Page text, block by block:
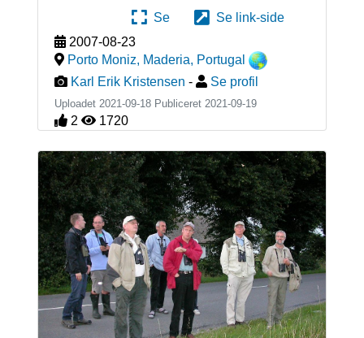
Se
Se link-side
2007-08-23
Porto Moniz, Maderia, Portugal
Karl Erik Kristensen - Se profil
Uploadet 2021-09-18 Publiceret 2021-09-19
2 1720